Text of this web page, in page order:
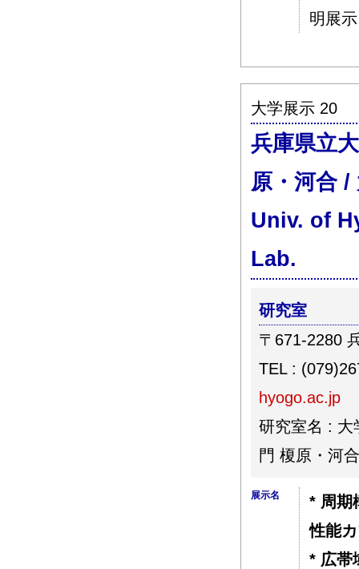
明展
大学展示 20
兵庫県立
原・河合 /
Univ. of
Lab.
研究室
〒671-2280
TEL :
hyogo.ac.jp
研究室名 : 大
門 榎原・河
展示名
* 周期
性能
* 広帯